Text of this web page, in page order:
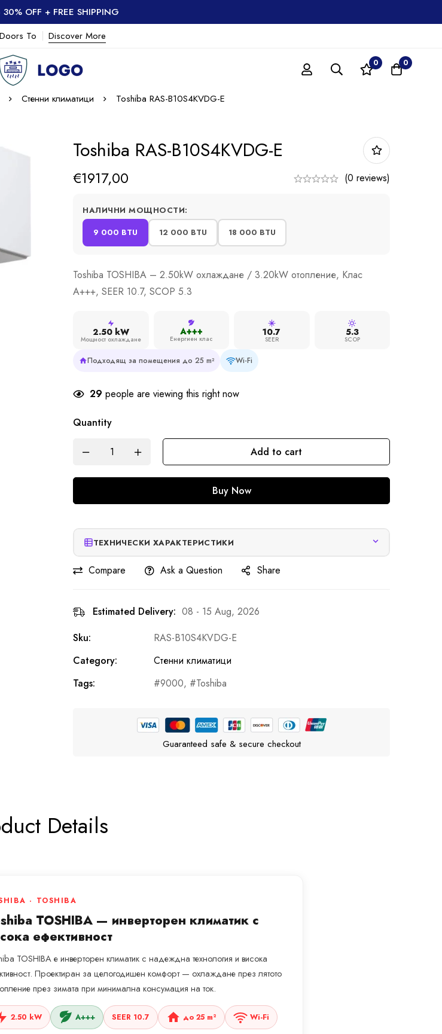
30% OFF + FREE SHIPPING
To Discover More
0 0
Стенни климатици Toshiba RAS-B10S4KVDG-E
Toshiba RAS-B10S4KVDG-E
€1917,00 (0 reviews)
НАЛИЧНИ МОЩНОСТИ:
9 000 BTU
12 000 BTU 18 000 BTU
Toshiba TOSHIBA – 2.50kW охлаждане / 3.20kW отопление, Клас
A+++, SEER 10.7, SCOP 5.3
2.50 kW
Мощност охлаждане
A+++
Енергиен клас
10.7
SEER
5.3
SCOP
Подходящ за помещения до 25 m² Wi-Fi
29 people are viewing this right now
Quantity
Add to cart
Buy Now
ТЕХНИЧЕСКИ ХАРАКТЕРИСТИКИ
Compare Ask a Question Share
Estimated Delivery: 08 - 15 Aug, 2026
Sku:
RAS-B10S4KVDG-E
Category:
Стенни климатици
Tags:
9000, Toshiba
Guaranteed safe & secure checkout
Details
· TOSHIBA
TOSHIBA — инверторен климатик с
ефективност
TOSHIBA е инверторен климатик с надеждна технология и висока
Проектиран за целогодишен комфорт — охлаждане през лятото
през зимата при минимална консумация на ток.
2.50 kW A+++ SEER 10.7 до 25 m² Wi-Fi